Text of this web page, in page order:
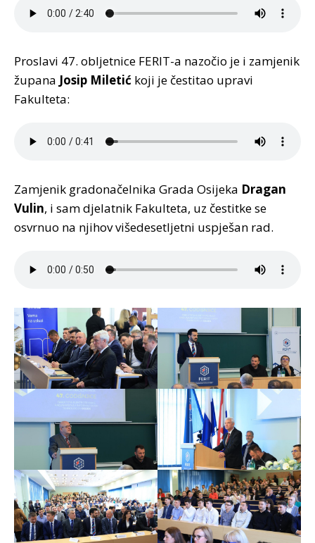
Proslavi 47. obljetnice FERIT-a nazočio je i zamjenik
župana Josip Miletić koji je čestitao upravi
Fakulteta:
Zamjenik gradonačelnika Grada Osijeka Dragan
Vulin, i sam djelatnik Fakulteta, uz čestitke se
osvrnuo na njihov višedesetljetni uspješan rad.